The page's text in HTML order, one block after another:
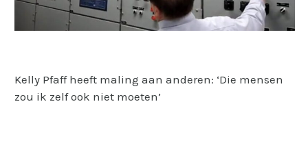
Kelly Pfaff heeft maling aan anderen: ‘Die mensen
zou ik zelf ook niet moeten’